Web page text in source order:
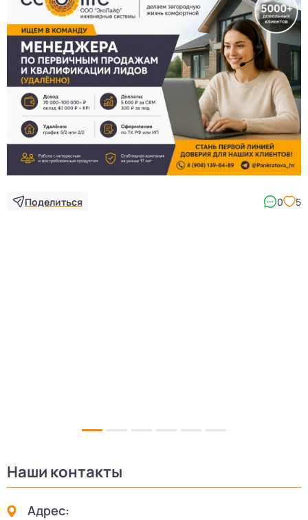
Поделиться 0 5
Наши контакты
Адрес: